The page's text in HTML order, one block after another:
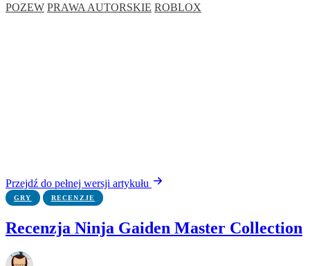
POZEW PRAWA AUTORSKIE ROBLOX
Przejdź do pełnej wersji artykułu
GRY RECENZJE
Recenzja Ninja Gaiden Master Collection